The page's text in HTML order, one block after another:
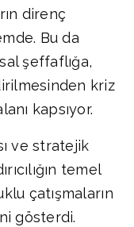
direnç
Bu da
şeffaflığa,
kriz
kapsıyor.
ve stratejik
temel
çatışmaların
gösterdi.